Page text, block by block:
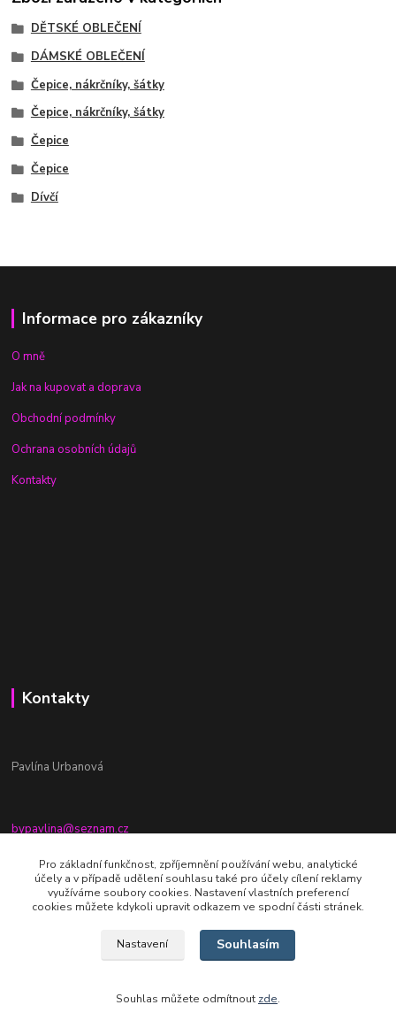
DĚTSKÉ OBLEČENÍ
DÁMSKÉ OBLEČENÍ
Čepice, nákrčníky, šátky
Čepice, nákrčníky, šátky
Čepice
Čepice
Dívčí
Informace pro zákazníky
O mně
Jak na kupovat a doprava
Obchodní podmínky
Ochrana osobních údajů
Kontakty
Kontakty
Pavlína Urbanová
bypavlina@seznam.cz
+420774917196
Fb stránka - By pavlina
Pro základní funkčnost, zpříjemnění používání webu, analytické
účely a v případě udělení souhlasu také pro účely cílení reklamy
využíváme soubory cookies. Nastavení vlastních preferencí
cookies můžete kdykoli upravit odkazem ve spodní části stránek.
Nastavení Souhlasím
Souhlas můžete odmítnout zde.